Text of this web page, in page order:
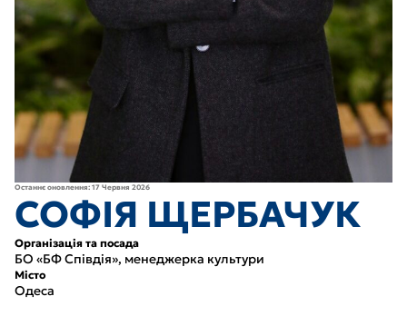
Останнє оновлення: 17 Червня 2026
СОФІЯ ЩЕРБАЧУК
Організація та посада
БО «БФ Співдія», менеджерка культури
Місто
Одеса